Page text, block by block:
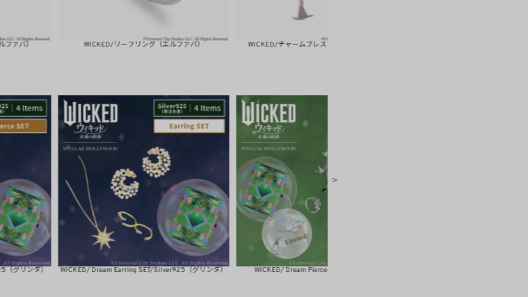
WICKED/リーフリング（エルファバ） WICKED/チャームブレスレット（エルファバ）
WICKED/ Dream Earring SET/Silver925（グリンダ） WICKED/ Dream Pierce SET（エルファバ）